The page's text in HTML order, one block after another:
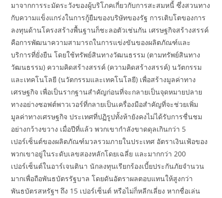
มาจากการระมัดระวังของผู้บริโภคเกี่ยวกับการสะสมหนี้ ซึ่งสวนทาง
กับความแข็งแกร่งในการกู้ยืมของบริษัทของรัฐ การเติบโตของการ
ลงทุนด้านโครงสร้างพื้นฐานก็ชะลอตัวเช่นกัน เศรษฐกิจสร้างสรรค์
คือการพัฒนาความสามารถในการแข่งขันของผลิตภัณฑ์และ
บริการที่ยั่งยืน โดยใช้ทรัพย์สินทางวัฒนธรรม (ตามทรัพย์สินทาง
วัฒนธรรม) ความคิดสร้างสรรค์ (ความคิดสร้างสรรค์) นวัตกรรม
และเทคโนโลยี (นวัตกรรมและเทคโนโลยี) เพื่อสร้างมูลค่าทาง
เศรษฐกิจ เพื่อเป็นรากฐานสำคัญก่อนที่จะกลายเป็นจุดหมายปลาย
ทางอย่างซอฟต์พาวเวอร์ที่กลายเป็นเครื่องมือสำคัญที่จะช่วยเพิ่ม
มูลค่าทางเศรษฐกิจ ประเทศที่ปฏิรูปทั้งห้ายังคงไม่ได้รับการชื่นชม
อย่างกว้างขวาง เมื่อปีที่แล้ว พวกเขากำลังขาดดุลเกินกว่า 5
เปอร์เซ็นต์ของผลิตภัณฑ์มวลรวมภายในประเทศ อัตราเงินเฟ้อของ
พวกเขาอยู่ในระดับเลขสองหลักโดยเฉลี่ย และมากกว่า 200
เปอร์เซ็นต์ในอาร์เจนตินา นักลงทุนเรียกร้องเบี้ยประกันภัยจำนวน
มากเพื่อถือพันธบัตรรัฐบาล โดยดันอัตราผลตอบแทนให้สูงกว่า
พันธบัตรสหรัฐฯ ถึง 15 เปอร์เซ็นต์ หรือไม่ก็หลีกเลี่ยง หากชื่อเล่น